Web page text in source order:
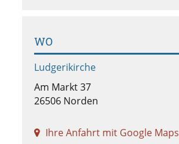
WO
Ludgerikirche
Am Markt 37
26506 Norden
Ihre Anfahrt mit Google Maps